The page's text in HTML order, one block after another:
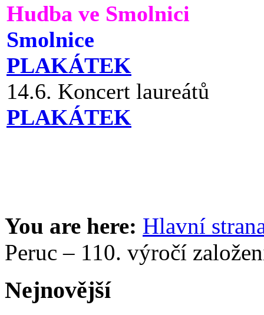
Hudba ve Smolnici
Smolnice
PLAKÁTEK
14.6. Koncert laureátů
PLAKÁTEK
You are here: Hlavní
Peruc – 110. výročí
Nejnovější